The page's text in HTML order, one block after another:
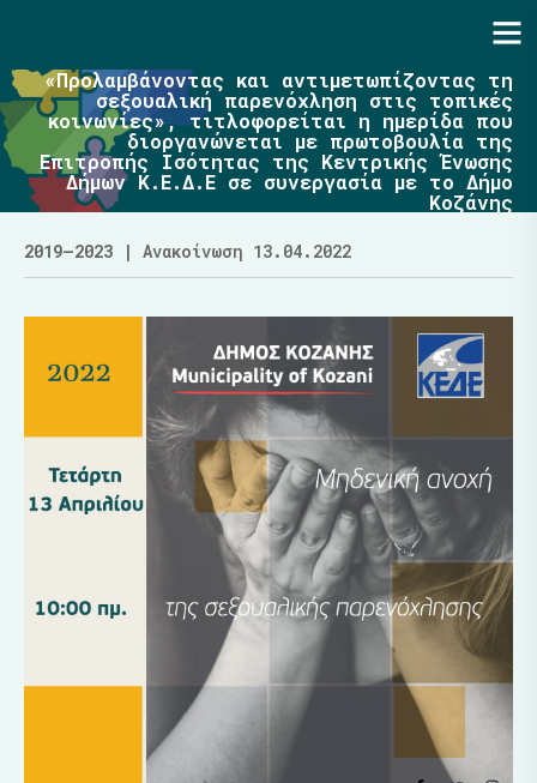
«Προλαμβάνοντας και αντιμετωπίζοντας τη
σεξουαλική παρενόχληση στις τοπικές
κοινωνίες», τιτλοφορείται η ημερίδα που
διοργανώνεται με πρωτοβουλία της
Επιτροπής Ισότητας της Κεντρικής Ένωσης
Δήμων Κ.Ε.Δ.Ε σε συνεργασία με το Δήμο
Κοζάνης
2019–2023 | Ανακοίνωση 13.04.2022